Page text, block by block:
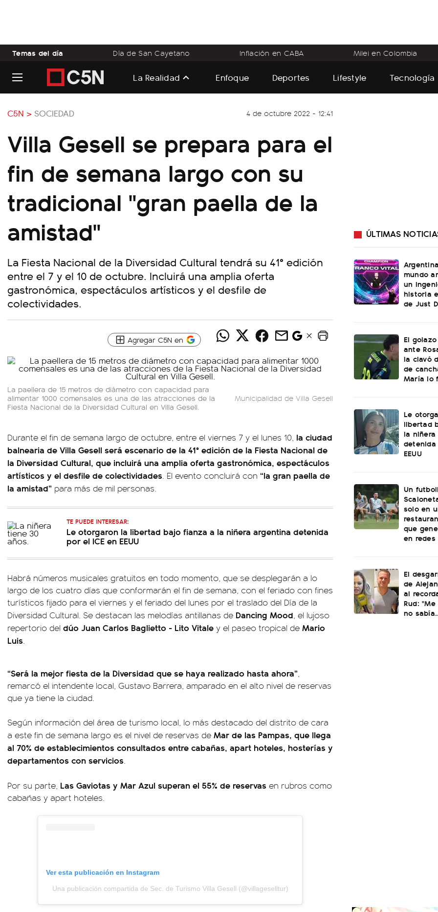
Temas del día Día de San Cayetano Inflación en CABA Milei en Colombia
La Realidad Enfoque Deportes Lifestyle Tecnología
C5N > SOCIEDAD 4 de octubre 2022 - 12:41
Villa Gesell se prepara para el
fin de semana largo con su
tradicional "gran paella de la
amistad"
La Fiesta Nacional de la Diversidad Cultural tendrá su 41° edición
entre el 7 y el 10 de octubre. Incluirá una amplia oferta
gastronómica, espectáculos artísticos y el desfile de
colectividades.
Agregar C5N en
La paellera de 15 metros de diámetro con capacidad para
alimentar 1000 comensales es una de las atracciones de la
Fiesta Nacional de la Diversidad Cultural en Villa Gesell.
Municipalidad de Villa Gesell
Durante el fin de semana largo de octubre, entre el viernes 7 y el lunes 10, la ciudad
balnearia de Villa Gesell será escenario de la 41° edición de la Fiesta Nacional de
la Diversidad Cultural, que incluirá una amplia oferta gastronómica, espectáculos
artísticos y el desfile de colectividades. El evento concluirá con “la gran paella de
la amistad” para más de mil personas.
TE PUEDE INTERESAR:
Le otorgaron la libertad bajo fianza a la niñera argentina detenida
por el ICE en EEUU
Habrá números musicales gratuitos en todo momento, que se desplegarán a lo
largo de los cuatro días que conformarán el fin de semana, con el feriado con fines
turísticos fijado para el viernes y el feriado del lunes por el traslado del Día de la
Diversidad Cultural. Se destacan las melodías antillanas de Dancing Mood, el lujoso
repertorio del dúo Juan Carlos Baglietto - Lito Vitale y el paseo tropical de Mario
Luis.
“Será la mejor fiesta de la Diversidad que se haya realizado hasta ahora”,
remarcó el intendente local, Gustavo Barrera, amparado en el alto nivel de reservas
que ya tiene la ciudad.
Según información del área de turismo local, lo más destacado del distrito de cara
a este fin de semana largo es el nivel de reservas de Mar de las Pampas, que llega
al 70% de establecimientos consultados entre cabañas, apart hoteles, hosterías y
departamentos con servicios.
Por su parte, Las Gaviotas y Mar Azul superan el 55% de reservas en rubros como
cabañas y apart hoteles.
Ver esta publicación en Instagram
Una publicación compartida de Sec. de Turismo Villa Gesell (@villageselltur)
ÚLTIMAS
mundo
un
historia
de Just
El
ante
la clavó
de
María lo
Le
libertad
la
detenida
EEUU
Un
solo en
que
en redes
El
de
al
Rud:
no